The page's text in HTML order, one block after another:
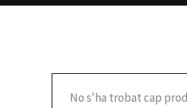
No s'ha trobat cap